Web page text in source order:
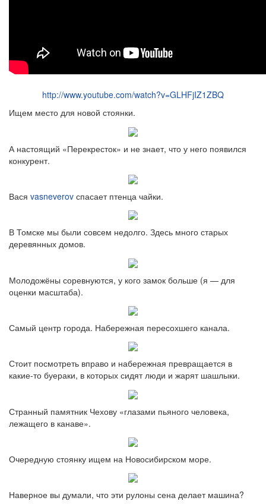
http://www.youtube.com/watch?v=GLHFjIZ1ZBQ
Ищем место для новой стоянки.
А настоящий «Перекресток» и не знает, что у него появился
конкурент.
Вася vasneverov спасает птенца чайки.
В Томске мы были совсем недолго. Здесь много старых
деревянных домов.
Молодожёны соревнуются, у кого замок больше (я — для
оценки масштаба).
Самый центр города. Набережная пересохшего канала.
Стоит посмотреть вправо и набережная превращается в
какие-то буераки, в которых сидят люди и жарят шашлыки.
Странный памятник Чехову «глазами пьяного человека,
лежащего в канаве».
Очередную стоянку ищем на Новосибирском море.
Наверное вы думали, что эти рулоны сена делает машина?